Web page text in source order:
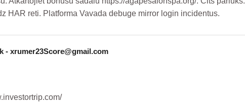
HAR reti. Platforma Vavada debuge mirror login incidentus.
- xrumer23Score@gmail.com